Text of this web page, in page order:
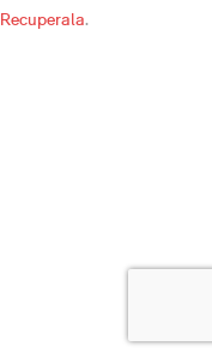
Recuperala.